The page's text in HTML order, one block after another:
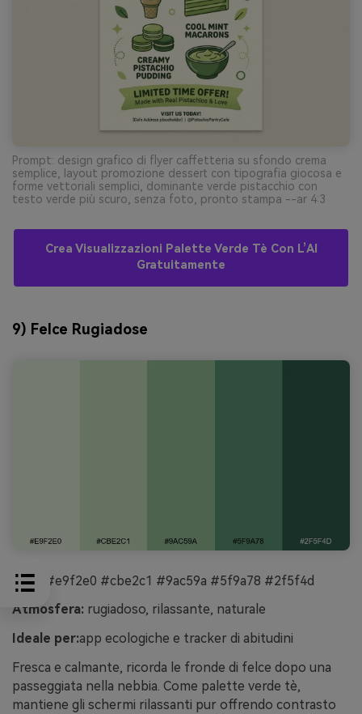
Prompt: design grafico di flyer caffetteria su sfondo crema
semplice, layout promozione dessert con tipografia giocosa e
forme vettoriali semplici, dominante verde pistacchio con
testo verde più scuro, senza foto, pronto stampa --ar 4:3
Crea Visualizzazioni Palette Verde Tè Con L’AI
Gratuitamente
9) Felce Rugiadose
HEX:
#e9f2e0 #cbe2c1 #9ac59a #5f9a78 #2f5f4d
Atmosfera: rugiadoso, rilassante, naturale
Ideale per:app ecologiche e tracker di abitudini
Fresca e calmante, ricorda le fronde di felce dopo una
passeggiata nella nebbia. Come palette verde tè,
mantiene gli schermi rilassanti pur offrendo contrasto